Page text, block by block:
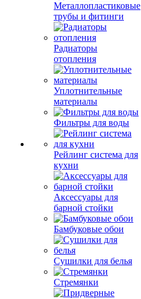
Металлопластиковые
трубы и фитинги
Радиаторы
отопления
Уплотнительные
материалы
Фильтры для воды
Рейлинг система для
кухни
Аксессуары для
барной стойки
Бамбуковые обои
Сушилки для белья
Стремянки